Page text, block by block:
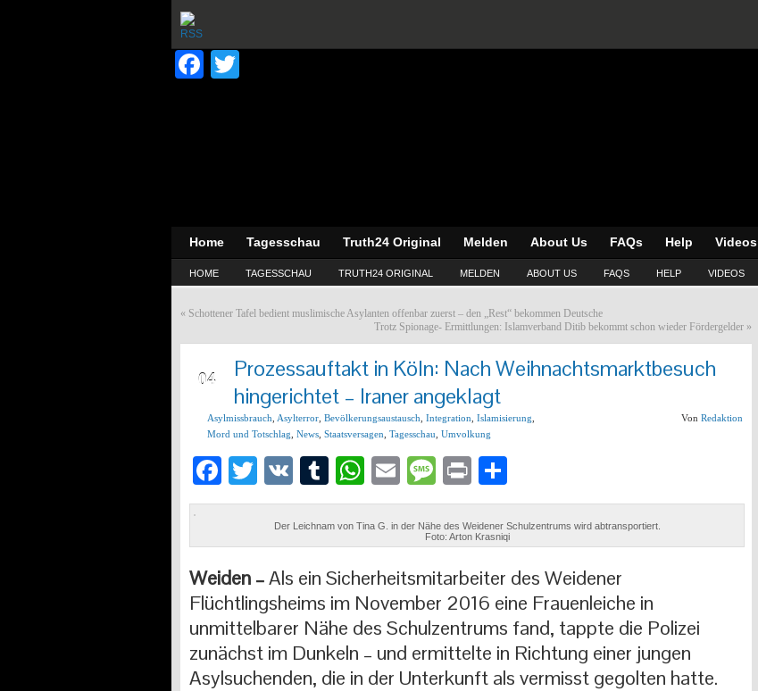
Facebook
Home Tagesschau Truth24 Original Melden About Us FAQs Help Videos
HOME TAGESSCHAU TRUTH24 ORIGINAL MELDEN ABOUT US FAQS HELP VIDEOS
« Schottener Tafel bedient muslimische Asylanten offenbar zuerst – den „Rest“ bekommen Deutsche
Trotz Spionage- Ermittlungen: Islamverband Ditib bekommt schon wieder Fördergelder »
04
Prozessauftakt in Köln: Nach Weihnachtsmarktbesuch
hingerichtet – Iraner angeklagt
Asylmissbrauch Asylterror Bevölkerungsaustausch Integration Islamisierung
Mord und Totschlag News Staatsversagen Tagesschau Umvolkung
Von Redaktion
Facebook
Twitter
VK Tumblr
WhatsApp
EmailMessage
Print
Der Leichnam von Tina G. in der Nähe des Weidener Schulzentrums wird abtransportiert.
Foto: Arton Krasniqi
Weiden –Als ein Sicherheitsmitarbeiter des Weidener
Flüchtlingsheims im November 2016 eine Frauenleiche in
unmittelbarer Nähe des Schulzentrums fand, tappte die Polizei
zunächst im Dunkeln – und ermittelte in Richtung einer jungen
Asylsuchenden, die in der Unterkunft als vermisst gegolten hatte.